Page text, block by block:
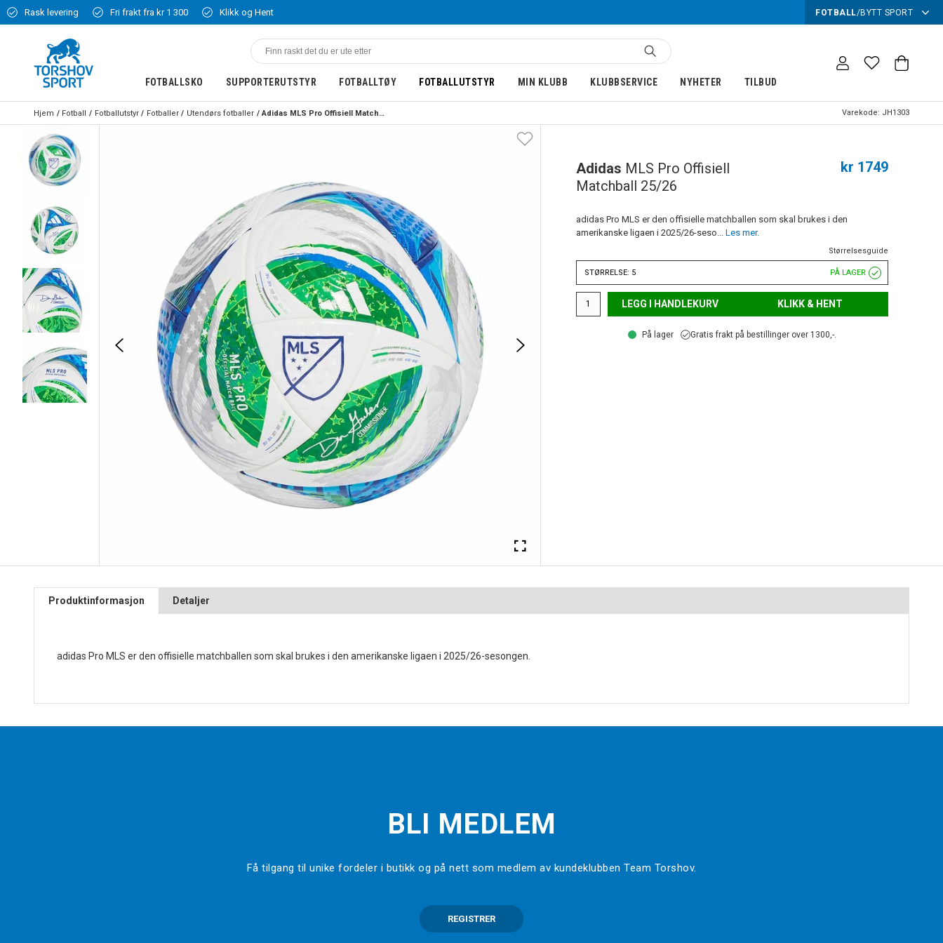
Rask levering Fri frakt fra kr 1 300 Klikk og Hent FOTBALL/BYTT SPORT
FOTBALLSKO SUPPORTERUTSTYR FOTBALLTØY FOTBALLUTSTYR MIN KLUBB KLUBBSERVICE NYHETER TILBUD
Hjem Fotball Fotballutstyr Fotballer Utendørs fotballer Adidas MLS Pro Offisiell Matchball 25/26 Varekode: JH1303
Adidas MLS Pro Offisiell
Matchball 25/26
kr 1749
adidas Pro MLS er den offisielle matchballen som skal brukes i den
amerikanske ligaen i 2025/26-seso... Les mer.
Størrelsesguide
STØRRELSE: 5 PÅ LAGER
LEGG I HANDLEKURV KLIKK & HENT
På lager Gratis frakt på bestillinger over 1300,-.
Produktinformasjon Detaljer
adidas Pro MLS er den offisielle matchballen som skal brukes i den amerikanske ligaen i 2025/26-sesongen.
BLI MEDLEM
Få tilgang til unike fordeler i butikk og på nett som medlem av kundeklubben Team Torshov.
REGISTRER